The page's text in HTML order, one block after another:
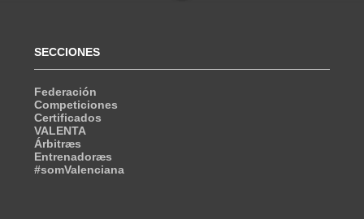
SECCIONES
Federación
Competiciones
Certificados
VALENTA
Árbitræs
Entrenadoræs
#somValenciana